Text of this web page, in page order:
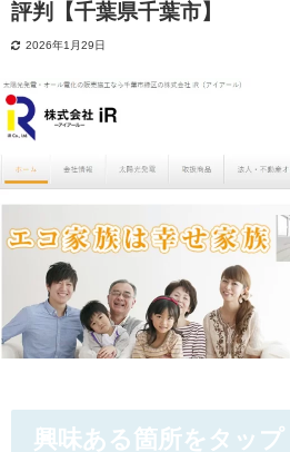
評判【千葉県千葉市】
2026年1月29日
興味ある箇所をタップ